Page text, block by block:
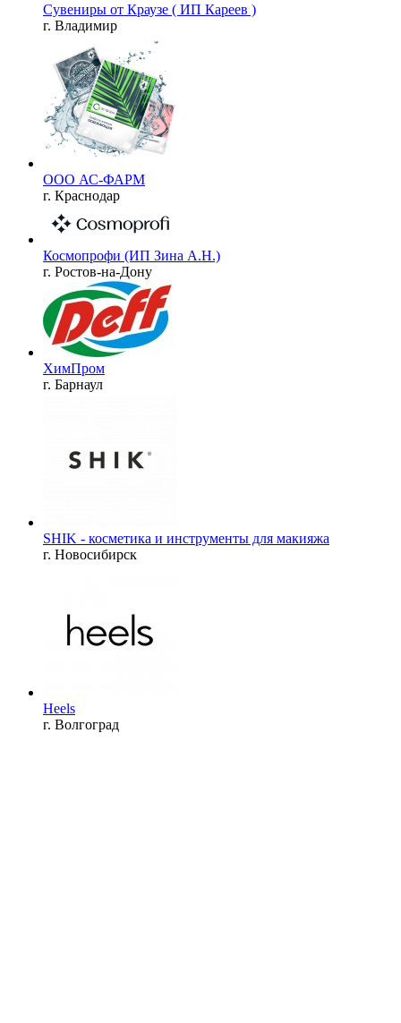
Сувениры от Краузе ( ИП Кареев )
г. Владимир
ООО АС-ФАРМ
г. Краснодар
Космопрофи (ИП Зина А.Н.)
г. Ростов-на-Дону
ХимПром
г. Барнаул
SHIK - косметика и инструменты для макияжа
г. Новосибирск
Heels
г. Волгоград